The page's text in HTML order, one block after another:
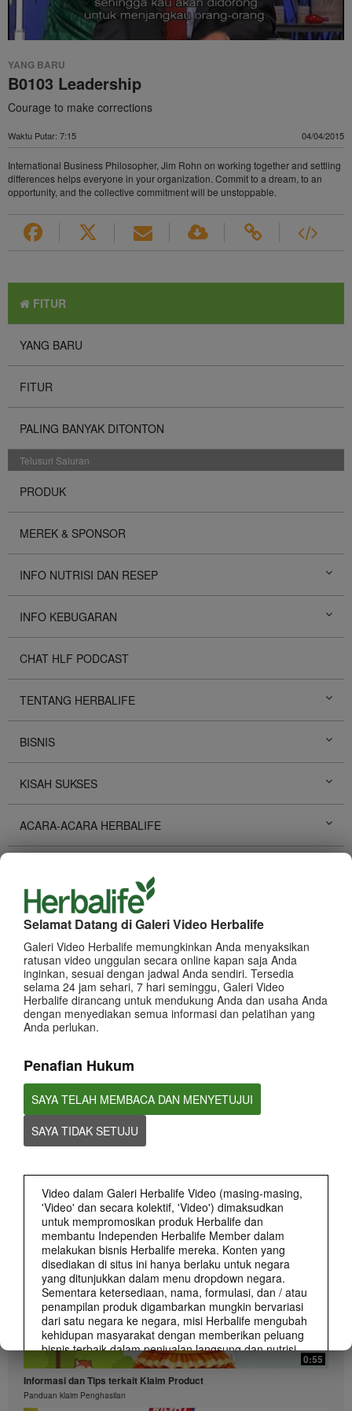
Selamat Datang di Galeri Video Herbalife
Galeri Video Herbalife memungkinkan Anda menyaksikan
ratusan video unggulan secara online kapan saja Anda
inginkan, sesuai dengan jadwal Anda sendiri. Tersedia
selama 24 jam sehari, 7 hari seminggu, Galeri Video
Herbalife dirancang untuk mendukung Anda dan usaha Anda
dengan menyediakan semua informasi dan pelatihan yang
Anda perlukan.
Penafian Hukum
SAYA TELAH MEMBACA DAN MENYETUJUI
SAYA TIDAK SETUJU
Video dalam Galeri Herbalife Video (masing-masing,
'Video' dan secara kolektif, 'Video') dimaksudkan
untuk mempromosikan produk Herbalife dan
membantu Independen Herbalife Member dalam
melakukan bisnis Herbalife mereka. Konten yang
disediakan di situs ini hanya berlaku untuk negara
yang ditunjukkan dalam menu dropdown negara.
Sementara ketersediaan, nama, formulasi, dan / atau
penampilan produk digambarkan mungkin bervariasi
dari satu negara ke negara, misi Herbalife mengubah
kehidupan masyarakat dengan memberikan peluang
bisnis terbaik dalam penjualan langsung dan nutrisi
dan berat-manajemen produk terbaik yang berlaku di
mana-mana.
Video dapat mencakup volume penjualan atau
YANG BARU
B0103 Leadership
Courage to make corrections
Waktu Putar: 7:15 04/04/2015
International Business Philosopher, Jim Rohn on working together and settling
differences helps everyone in your organization. Commit to a dream, to an
opportunity, and the collective commitment will be unstoppable.
FITUR
YANG BARU
FITUR
PALING BANYAK DITONTON
Telusuri Saluran
PRODUK
MEREK & SPONSOR
INFO NUTRISI DAN RESEP
INFO KEBUGARAN
CHAT HLF PODCAST
TENTANG HERBALIFE
BISNIS
KISAH SUKSES
ACARA-ACARA HERBALIFE
PROMOSI HERBALIFE
PRODUK Lihat Semua
Apa saja yang boleh dan tidak boleh dalam membuat klaim Peluang Bisnis
0:55
Informasi dan Tips terkait Klaim Product
Panduan klaim Penghasilan